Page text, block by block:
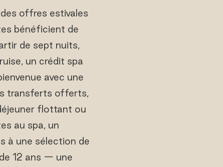
offres estivales
bénéficient de
de sept nuits,
un crédit spa
avec une
transferts offerts,
flottant ou
au spa, un
à une sélection de
12 ans — une